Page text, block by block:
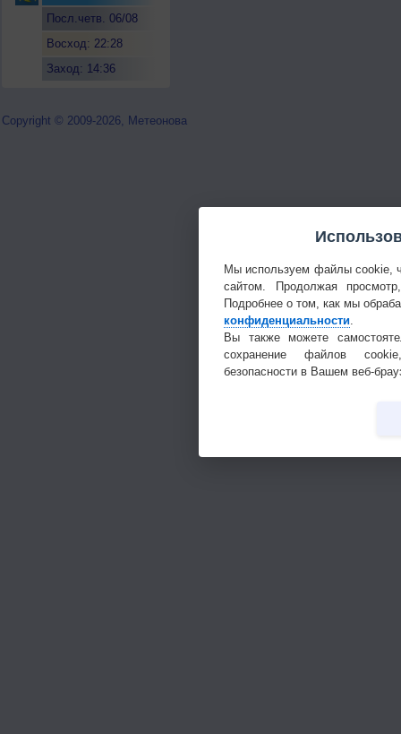
Посл.четв. 06/08
Восход: 22:28
Заход: 14:36
Copyright © 2009-2026, Метеонова
Мы используем файлы cookie,
сайтом. Продолжая
Подробнее о том, как мы
конфиденциальности
Вы также можете
сохранение файлов
безопасности в Вашем веб-